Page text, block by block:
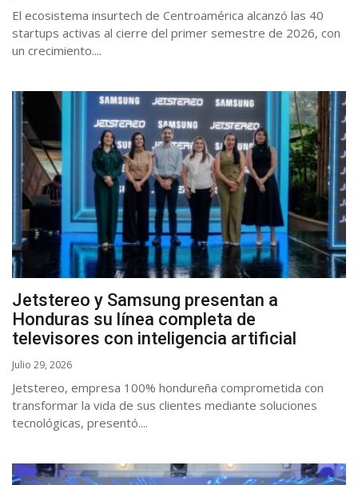
El ecosistema insurtech de Centroamérica alcanzó las 40
startups activas al cierre del primer semestre de 2026, con
un crecimiento....
Jetstereo y Samsung presentan a
Honduras su línea completa de
televisores con inteligencia artificial
Julio 29, 2026
Jetstereo, empresa 100% hondureña comprometida con
transformar la vida de sus clientes mediante soluciones
tecnológicas, presentó....